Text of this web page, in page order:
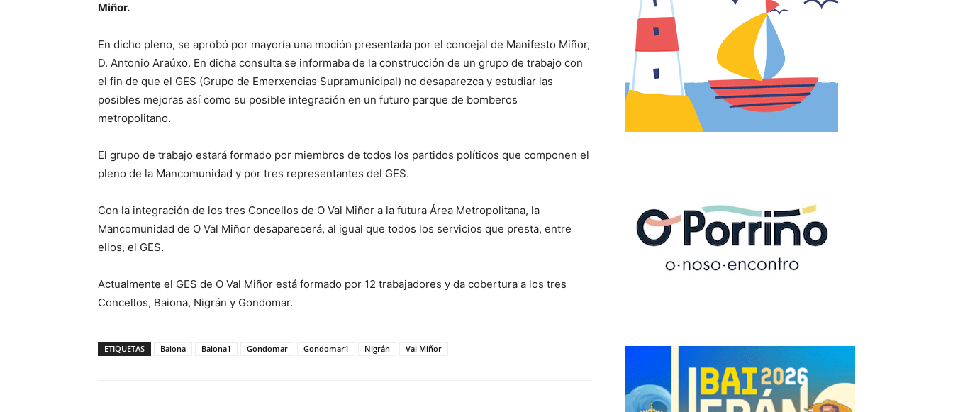
Miñor.
En dicho pleno, se aprobó por mayoría una moción presentada por el concejal de Manifesto Miñor,
D. Antonio Araúxo. En dicha consulta se informaba de la construcción de un grupo de trabajo con
el fin de que el GES (Grupo de Emerxencias Supramunicipal) no desaparezca y estudiar las
posibles mejoras así como su posible integración en un futuro parque de bomberos
metropolitano.
El grupo de trabajo estará formado por miembros de todos los partidos políticos que componen el
pleno de la Mancomunidad y por tres representantes del GES.
Con la integración de los tres Concellos de O Val Miñor a la futura Área Metropolitana, la
Mancomunidad de O Val Miñor desaparecerá, al igual que todos los servicios que presta, entre
ellos, el GES.
Actualmente el GES de O Val Miñor está formado por 12 trabajadores y da cobertura a los tres
Concellos, Baiona, Nigrán y Gondomar.
ETIQUETAS Baiona Baiona1 Gondomar Gondomar1 Nigrán Val Miñor